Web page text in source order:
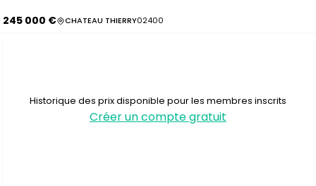
245 000 € CHATEAU THIERRY02400
Historique des prix disponible pour les membres inscrits
Créer un compte gratuit